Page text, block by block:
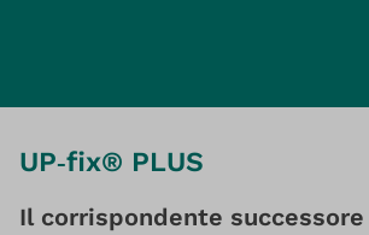
UP‐fix® PLUS
Il corrispondente